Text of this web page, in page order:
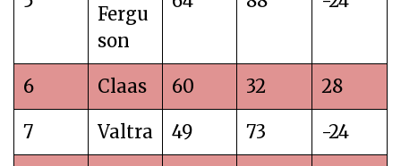
Fergu
son
6 Claas 60 32 28
7 Valtra 49 73 -24